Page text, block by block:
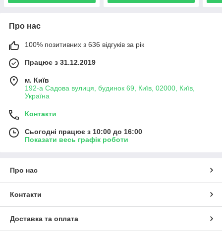
Про нас
100% позитивних з 636 відгуків за рік
Працює з 31.12.2019
м. Київ
192-а Садова вулиця, будинок 69, Київ, 02000, Київ,
Україна
Контакти
Сьогодні працює з 10:00 до 16:00
Показати весь графік роботи
Про нас
Контакти
Доставка та оплата